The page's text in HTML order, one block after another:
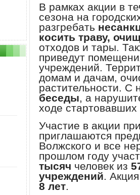
В рамках акции в
сезона на
разгребать
косить траву,
отходов и тары.
приведут
учреждений.
домам и дачам,
растительности. С
беседы, а
ходе
Участие в акции
приглашаются
Волжского и все
прошлом году
тысяч человек из
учреждений.
8 лет.